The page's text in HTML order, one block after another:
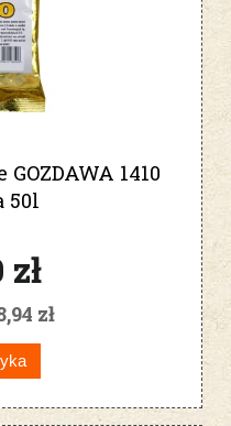
1410
50l
zł
zł